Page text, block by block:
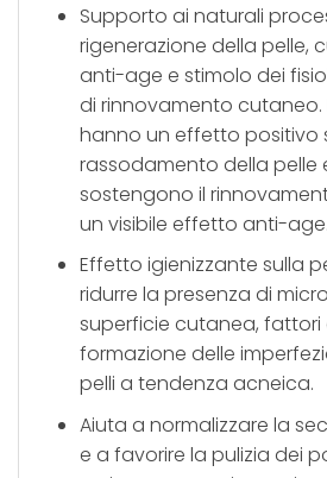
Supporto ai naturali
rigenerazione della pelle,
anti-age e stimolo dei
di rinnovamento
hanno un effetto positivo
rassodamento della pelle
sostengono il
un visibile effetto anti-age.
Effetto igienizzante sulla
ridurre la presenza di
superficie cutanea, fattori
formazione delle
pelli a tendenza acneica.
Aiuta a normalizzare la
e a favorire la pulizia dei